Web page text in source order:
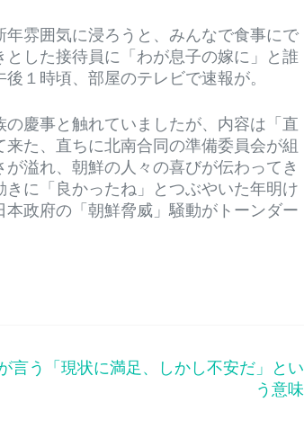
雰囲気に浸ろうと、みんなで食事にで
した接待員に「わが息子の嫁に」と誰
１時頃、部屋のテレビで速報が。
慶事と触れていましたが、内容は「直
た、直ちに北南合同の準備委員会が組
溢れ、朝鮮の人々の喜びが伝わってき
に「良かったね」とつぶやいた年明け
政府の「朝鮮脅威」騒動がトーンダー
言う「現状に満足、しかし不安だ」とい
う意味